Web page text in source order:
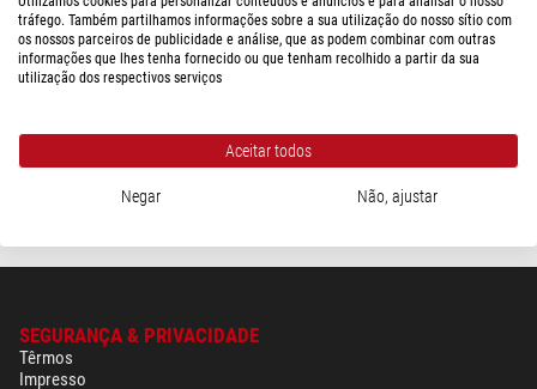
Cabeça SMZ-140, Binóculo
$ 560,00
pronto para envio em1-2 semanas
SEGURANÇA & PRIVACIDADE
Têrmos
Impresso
tráfego. Também partilhamos informações sobre a sua utilização do nosso sítio com
os nossos parceiros de publicidade e análise, que as podem combinar com outras
informações que lhes tenha fornecido ou que tenham recolhido a partir da sua
utilização dos respectivos serviços
Aceitar todos
Negar Não, ajustar